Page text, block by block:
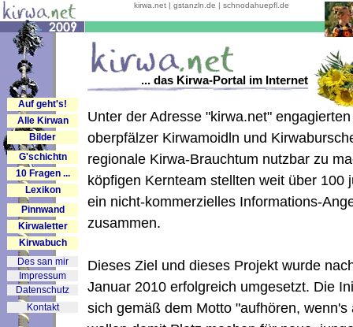
Auf geht's!
Alle Kirwan
Bilder
G'schichtn
10 Fragen ...
Lexikon
Pinnwand
Kirwaletter
Kirwabuch
Des san mir
Impressum
Datenschutz
Kontakt
kirwa.net | gstanzln.de | schnodahuepfl.de
... das Kirwa-Portal im Internet
Unter der Adresse "kirwa.net"
oberpfälzer Kirwamoidln und
regionale Kirwa-Brauchtum nutzbar zu
köpfigen Kernteam stellten weit über
ein nicht-kommerzielles Informations-
zusammen.
Dieses Ziel und dieses Projekt wurde
Januar 2010 erfolgreich umgesetzt. Die
sich gemäß dem Motto "aufhören,